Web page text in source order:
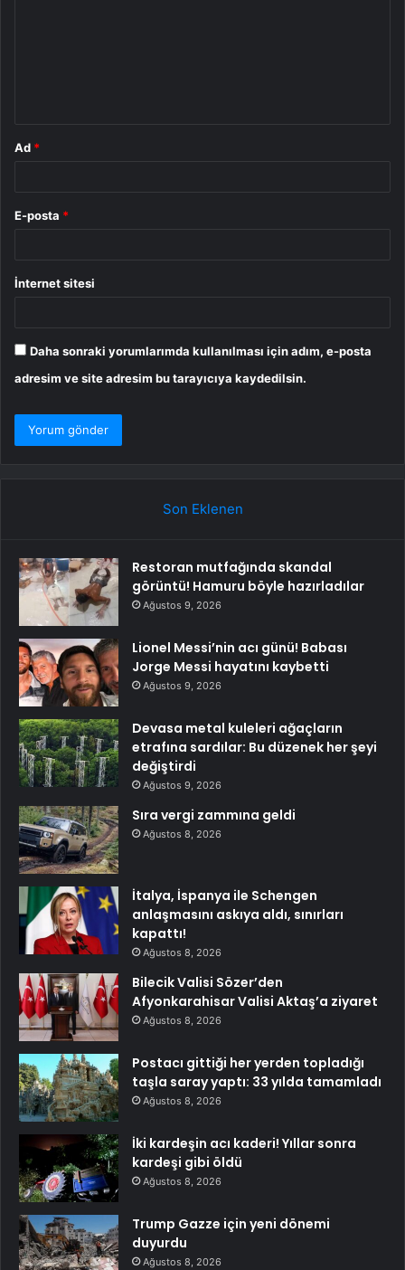
Ad *
E-posta *
İnternet sitesi
Daha sonraki yorumlarımda kullanılması için adım, e-posta
adresim ve site adresim bu tarayıcıya kaydedilsin.
Son Eklenen
Restoran mutfağında skandal
görüntü! Hamuru böyle hazırladılar
Ağustos 9, 2026
Lionel Messi’nin acı günü! Babası
Jorge Messi hayatını kaybetti
Ağustos 9, 2026
Devasa metal kuleleri ağaçların
etrafına sardılar: Bu düzenek her şeyi
değiştirdi
Ağustos 9, 2026
Sıra vergi zammına geldi
Ağustos 8, 2026
İtalya, İspanya ile Schengen
anlaşmasını askıya aldı, sınırları
kapattı!
Ağustos 8, 2026
Bilecik Valisi Sözer’den
Afyonkarahisar Valisi Aktaş’a ziyaret
Ağustos 8, 2026
Postacı gittiği her yerden topladığı
taşla saray yaptı: 33 yılda tamamladı
Ağustos 8, 2026
İki kardeşin acı kaderi! Yıllar sonra
kardeşi gibi öldü
Ağustos 8, 2026
Trump Gazze için yeni dönemi
duyurdu
Ağustos 8, 2026